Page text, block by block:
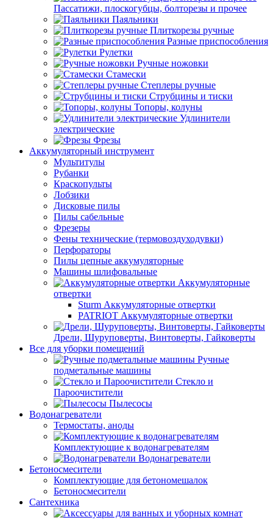
Пассатижи, плоскогубцы, болторезы и прочее
Паяльники
Плиткорезы ручные
Разные приспособления
Рулетки
Ручные ножовки
Стамески
Степлеры ручные
Струбцины и тиски
Топоры, колуны
Удлинители
электрические
Фрезы
Аккумуляторный инструмент
Мультитулы
Рубанки
Краскопульты
Лобзики
Дисковые пилы
Пилы сабельные
Фрезеры
Фены технические (термовоздуходувки)
Перфораторы
Пилы цепные аккумуляторные
Машины шлифовальные
Аккумуляторные
отвертки
Sturm Аккумуляторные отвертки
PATRIOT Аккумуляторные отвертки
Дрели, Шуруповерты, Винтоверты, Гайковерты
Все для уборки помещений
Ручные
подметальные машины
Стекло и
Пароочистители
Пылесосы
Водонагреватели
Термостаты, аноды
Комплектующие к водонагревателям
Водонагреватели
Бетоносмесители
Комплектующие для бетономешалок
Бетоносмесители
Сантехника